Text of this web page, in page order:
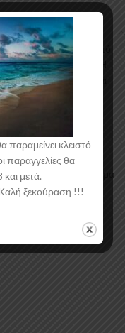
κατασκευάζεται από
από πολυεστέρα. Η
υλικό με εύκολη και
σε καλούπια
στη μαζική παραγωγή.
και έχουν
αεροτομή
του υλικού. Το
να βαφτεί στο χρώμα
κλειστό
παραγγελίες θα
μετά.
ξεκούραση !!!